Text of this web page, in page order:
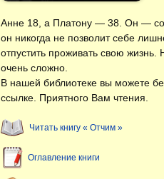
Анне 18, а Платону — 38. Он —
он никогда не позволит себе
отпустить проживать свою
очень сложно.
В нашей библиотеке вы можете
ссылке. Приятного Вам чтения.
Читать книгу « Отчим »
Оглавление книги